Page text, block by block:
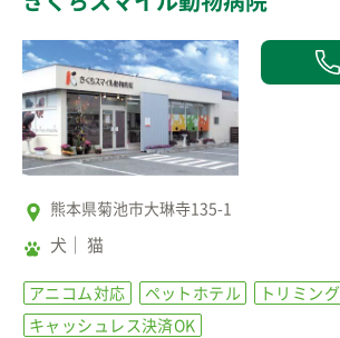
熊本県菊池市大琳寺135-1
犬 猫
アニコム対応 ペットホテル トリミング
キャッシュレス決済OK